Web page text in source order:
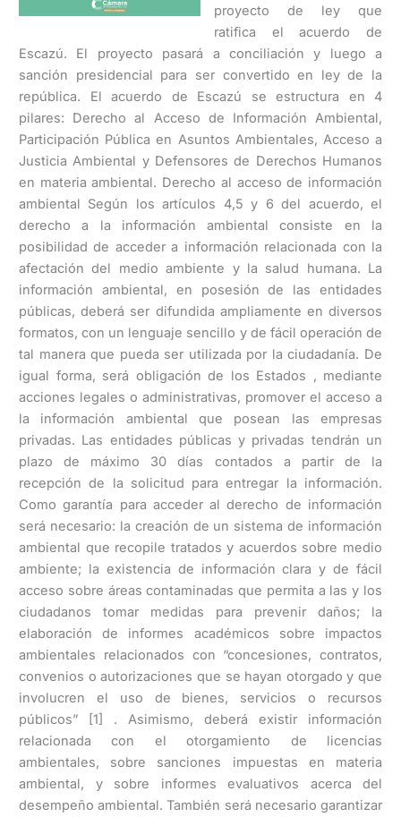
proyecto de ley que
ratifica el acuerdo de
Escazú. El proyecto pasará a conciliación y luego a
sanción presidencial para ser convertido en ley de la
república. El acuerdo de Escazú se estructura en 4
pilares: Derecho al Acceso de Información Ambiental,
Participación Pública en Asuntos Ambientales, Acceso a
Justicia Ambiental y Defensores de Derechos Humanos
en materia ambiental. Derecho al acceso de información
ambiental Según los artículos 4,5 y 6 del acuerdo, el
derecho a la información ambiental consiste en la
posibilidad de acceder a información relacionada con la
afectación del medio ambiente y la salud humana. La
información ambiental, en posesión de las entidades
públicas, deberá ser difundida ampliamente en diversos
formatos, con un lenguaje sencillo y de fácil operación de
tal manera que pueda ser utilizada por la ciudadanía. De
igual forma, será obligación de los Estados , mediante
acciones legales o administrativas, promover el acceso a
la información ambiental que posean las empresas
privadas. Las entidades públicas y privadas tendrán un
plazo de máximo 30 días contados a partir de la
recepción de la solicitud para entregar la información.
Como garantía para acceder al derecho de información
será necesario: la creación de un sistema de información
ambiental que recopile tratados y acuerdos sobre medio
ambiente; la existencia de información clara y de fácil
acceso sobre áreas contaminadas que permita a las y los
ciudadanos tomar medidas para prevenir daños; la
elaboración de informes académicos sobre impactos
ambientales relacionados con “concesiones, contratos,
convenios o autorizaciones que se hayan otorgado y que
involucren el uso de bienes, servicios o recursos
públicos” [1] . Asimismo, deberá existir información
relacionada con el otorgamiento de licencias
ambientales, sobre sanciones impuestas en materia
ambiental, y sobre informes evaluativos acerca del
desempeño ambiental. También será necesario garantizar